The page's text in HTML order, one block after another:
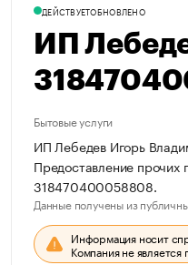
ДЕЙСТВУЕТОБНОВЛЕНО
ИП
Бытовые услуги
ИП Лебедев Игорь
Предоставление
318470400058808.
Данные получены из
Информация носит
Компания не